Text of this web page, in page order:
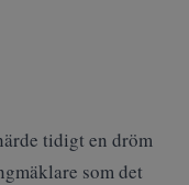
tidigt en dröm
som det